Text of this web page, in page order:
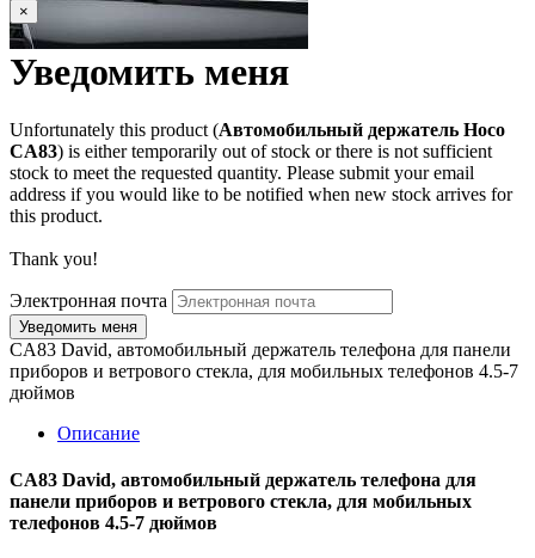
×
Уведомить меня
Unfortunately this product (Автомобильный держатель Hoco
CA83) is either temporarily out of stock or there is not sufficient
stock to meet the requested quantity. Please submit your email
address if you would like to be notified when new stock arrives for
this product.
Thank you!
Электронная почта
CA83 David, автомобильный держатель телефона для панели
приборов и ветрового стекла, для мобильных телефонов 4.5-7
дюймов
Описание
CA83 David, автомобильный держатель телефона для
панели приборов и ветрового стекла, для мобильных
телефонов 4.5-7 дюймов